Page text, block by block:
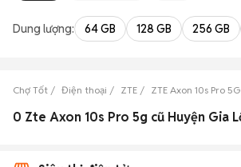
Dung lượng: 64 GB 128 GB 256 GB
Chợ Tốt Điện thoại ZTE ZTE Axon 10s Pro 5G